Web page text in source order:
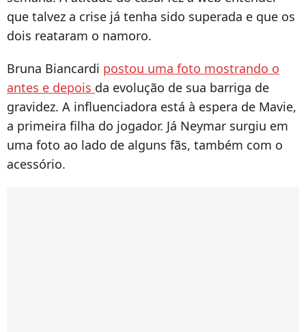
que talvez a crise já tenha sido superada e que os
dois reataram o namoro.
Bruna Biancardi postou uma foto mostrando o
antes e depois da evolução de sua barriga de
gravidez. A influenciadora está à espera de Mavie,
a primeira filha do jogador. Já Neymar surgiu em
uma foto ao lado de alguns fãs, também com o
acessório.